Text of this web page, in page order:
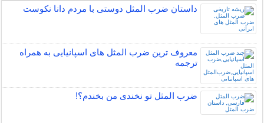
داستان ضرب المثل دوستی با مردم دانا نكوست
معروف ترین ضرب المثل های اسپانیایی به همراه
ترجمه
ضرب المثل تو نخندی من بخندم؟!